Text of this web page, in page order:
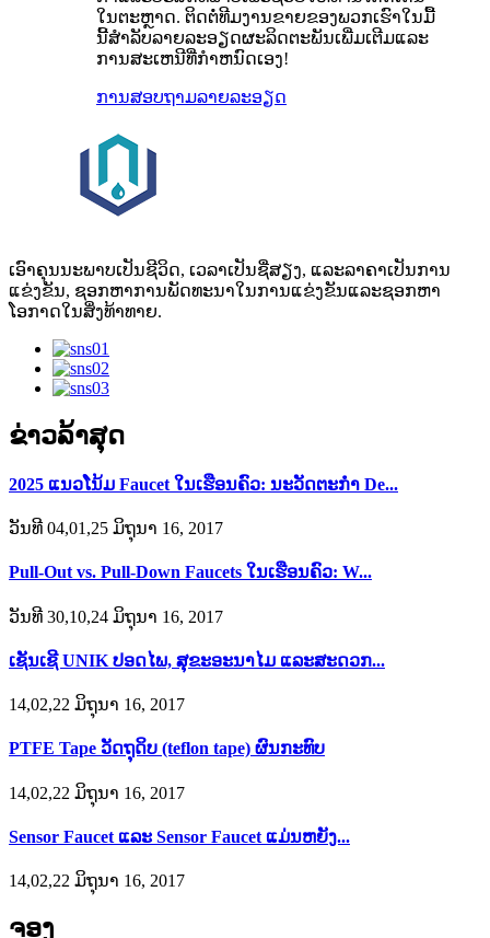
ໃນຕະຫຼາດ. ຕິດຕໍ່ທີມງານຂາຍຂອງພວກເຮົາໃນມື້
ນີ້ສໍາລັບລາຍລະອຽດຜະລິດຕະພັນເພີ່ມເຕີມແລະ
ການສະເຫນີທີ່ກໍາຫນົດເອງ!
ການສອບຖາມລາຍລະອຽດ
ເອົາຄຸນນະພາບເປັນຊີວິດ, ເວລາເປັນຊື່ສຽງ, ແລະລາຄາເປັນການ
ແຂ່ງຂັນ, ຊອກຫາການພັດທະນາໃນການແຂ່ງຂັນແລະຊອກຫາ
ໂອກາດໃນສິ່ງທ້າທາຍ.
ຂ່າວລ້າສຸດ
2025 ແນວໂນ້ມ Faucet ໃນເຮືອນຄົວ: ນະວັດຕະກໍາ De...
ວັນທີ 04,01,25 ມິຖຸນາ 16, 2017
Pull-Out vs. Pull-Down Faucets ໃນເຮືອນຄົວ: W...
ວັນທີ 30,10,24 ມິຖຸນາ 16, 2017
ເຊັນເຊີ UNIK ປອດໄພ, ສຸຂະອະນາໄມ ແລະສະດວກ...
14,02,22 ມິຖຸນາ 16, 2017
PTFE Tape ວັດຖຸດິບ (teflon tape) ຜົນກະທົບ
14,02,22 ມິຖຸນາ 16, 2017
Sensor Faucet ແລະ Sensor Faucet ແມ່ນຫຍັງ...
14,02,22 ມິຖຸນາ 16, 2017
ຈອງ